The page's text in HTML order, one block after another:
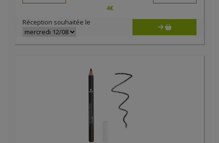
4€
Réception souhaitée le